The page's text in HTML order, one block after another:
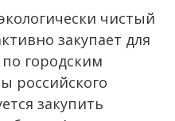
чистый
закупает для
городским
российского
закупить